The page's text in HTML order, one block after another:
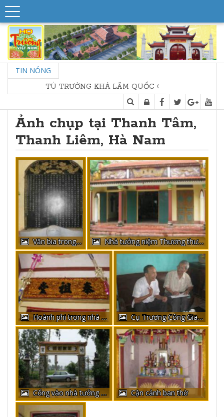
TIN NÓNG
TÙ TRƯỞNG KHẢ LÃM QUỐC CÔNG, SƠN LÂM
Ảnh chụp tại Thanh Tâm,
Thanh Liêm, Hà Nam
Văn bia trong nhà tưởng niệm Nhà tưởng niệm Thương thư Tiến sỹ Trương Công Giai
Hoành phi trong nhà tưởng niệm Cụ Trương Công Giang và Ông Trương Văn Hộ
Cổng vào nhà tưởng niệm Cận cảnh ban thờ